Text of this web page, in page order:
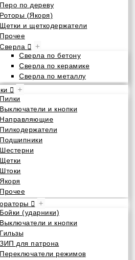
Перо по дереву
Роторы (Якоря)
Щетки и щеткодержатели
Прочее
Сверла
+
Сверла по бетону
Сверла по керамике
Сверла по металлу
+
Пилки
Выключатели и кнопки
Направляющие
Пилкодержатели
Подшипники
Шестерни
Щетки
Штоки
Якоря
Прочее
+
Бойки (ударники)
Выключатели и кнопки
Гильзы
ЗИП для патрона
Переключатели режимов